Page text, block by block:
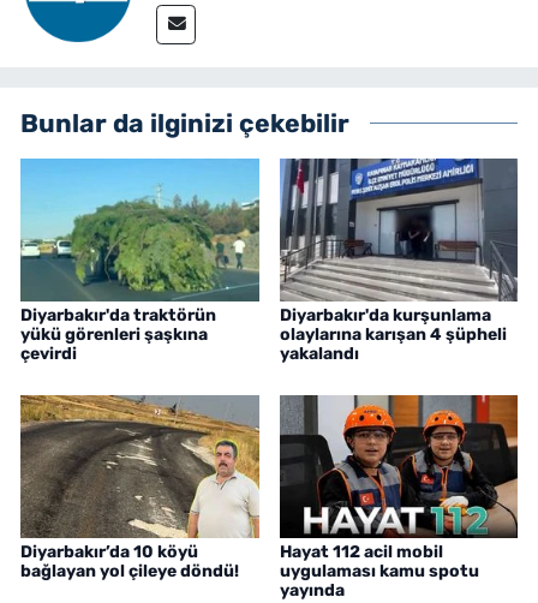
Bunlar da ilginizi çekebilir
Diyarbakır'da traktörün
yükü görenleri şaşkına
çevirdi
Diyarbakır'da kurşunlama
olaylarına karışan 4 şüpheli
yakalandı
Diyarbakır’da 10 köyü
bağlayan yol çileye döndü!
Hayat 112 acil mobil
uygulaması kamu spotu
yayında